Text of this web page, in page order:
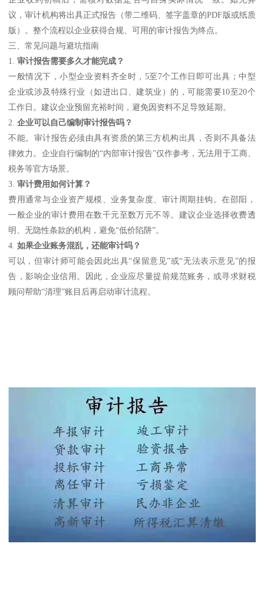
议，审计机构将出具正式报告（带二维码、签字盖章的PDF版或纸质
版）。整个流程以企业获得合规、可用的审计报告为终点。
三、常见问题与避坑指南
1.审计报告需要多久才能完成？
一般情况下，小型企业资料齐全时，5至7个工作日即可出具；中型
企业或涉及特殊行业（如进出口、建筑业）的，可能需要10至20个
工作日。建议企业预留充裕时间，避免因资料不足导致延期。
2.企业可以自己编制审计报告吗？
不能。审计报告必须由具有资质的第三方机构出具，否则不具备法
律效力。企业自行编制的“内部审计报告”仅作参考，无法用于工商、
税务等官方场景。
3.审计费用如何计算？
费用通常与企业资产规模、业务复杂度、审计周期挂钩。在邵阳，
一般企业的审计费用在数千元至数万元不等。建议企业选择收费透
明、无隐性条款的机构，避免“低价陷阱”。
4.如果企业账务混乱，还能审计吗？
可以，但审计师可能会因此出具“保留意见”或“无法表示意见”的报
告，影响企业信用。因此，企业应尽量提前规范账务，或寻求财税
顾问帮助“清理”账目后再启动审计流程。